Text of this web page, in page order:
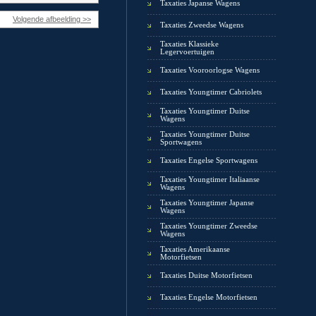
Volgende afbeelding >>
Taxaties Japanse Wagens
Taxaties Zweedse Wagens
Taxaties Klassieke
Legervoertuigen
Taxaties Vooroorlogse Wagens
Taxaties Youngtimer Cabriolets
Taxaties Youngtimer Duitse
Wagens
Taxaties Youngtimer Duitse
Sportwagens
Taxaties Engelse Sportwagens
Taxaties Youngtimer Italiaanse
Wagens
Taxaties Youngtimer Japanse
Wagens
Taxaties Youngtimer Zweedse
Wagens
Taxaties Amerikaanse
Motorfietsen
Taxaties Duitse Motorfietsen
Taxaties Engelse Motorfietsen